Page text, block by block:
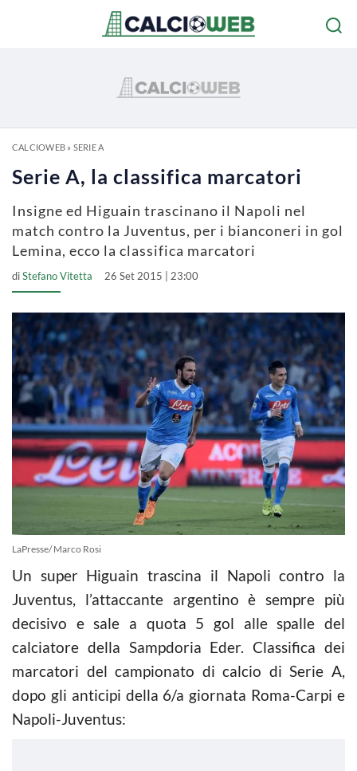
CALCIOWEB» SERIE A
Serie A, la classifica marcatori
Insigne ed Higuain trascinano il Napoli nel
match contro la Juventus, per i bianconeri in gol
Lemina, ecco la classifica marcatori
diStefano Vitetta 26 Set 2015 | 23:00
LaPresse/ Marco Rosi
Un super Higuain trascina il Napoli contro la
Juventus, l’attaccante argentino è sempre più
decisivo e sale a quota 5 gol alle spalle del
calciatore della Sampdoria Eder. Classifica dei
marcatori del campionato dicalcio di Serie A,
dopo gli anticipi della 6/a giornata Roma-Carpi e
Napoli-Juventus: